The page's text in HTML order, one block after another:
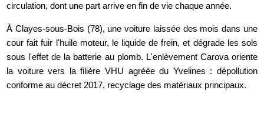
circulation, dont une part arrive en fin de vie chaque année.
À Clayes-sous-Bois (78), une voiture laissée des mois dans une
cour fait fuir l'huile moteur, le liquide de frein, et dégrade les sols
sous l'effet de la batterie au plomb. L'enlèvement Carova oriente
la voiture vers la filière VHU agréée du Yvelines : dépollution
conforme au décret 2017, recyclage des matériaux principaux.